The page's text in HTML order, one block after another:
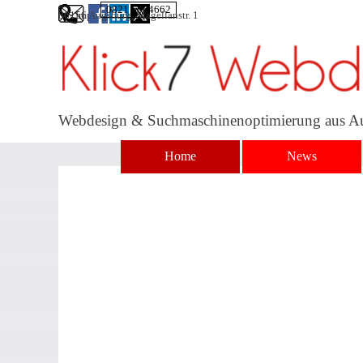
Direkt zum Seiteninhalt0821 5664662
86156 Augsburg, Magellanstr. 1
Impressum
Webdesign & Suchmaschinenoptimierung aus
Home News